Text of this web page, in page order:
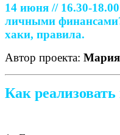
14 июня // 16.30-
личными
хаки, правила.
Автор проекта: Мария
Как реализовать